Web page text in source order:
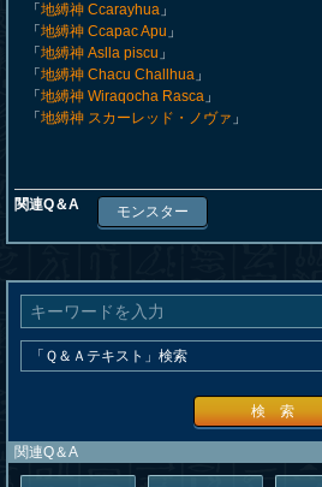
「 地縛神 Ccarayhua 」
「 地縛神 Ccapac Apu 」
「 地縛神 Aslla piscu 」
「 地縛神 Chacu Challhua 」
「 地縛神 Wiraqocha Rasca 」
「 地縛神 スカーレッド・ノヴァ 」
関連Q＆A モンスター
検 索
関連Q＆A